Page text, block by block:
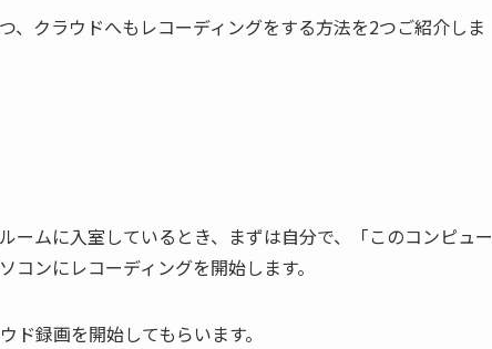
、クラウドへもレコーディングをする方法を2つご紹介しま
ームに入室しているとき、まずは自分で、「このコンピュー
ンにレコーディングを開始します。
録画を開始してもらいます。